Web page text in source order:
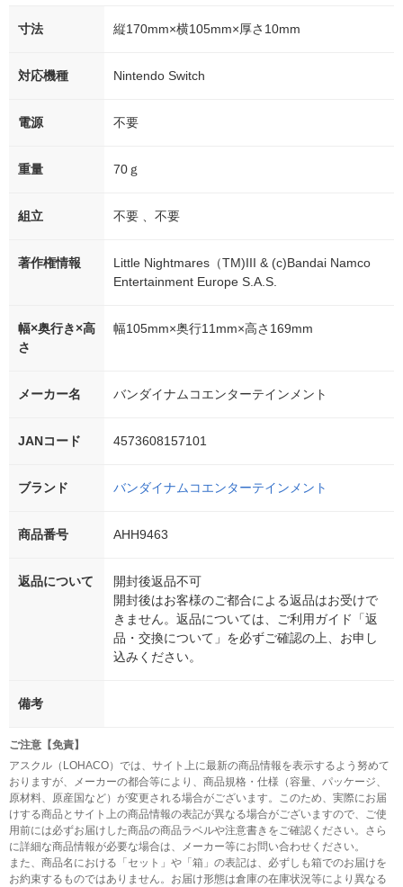
寸法 縦170mm×横105mm×厚さ10mm
対応機種 Nintendo Switch
電源 不要
重量 70ｇ
組立 不要 、不要
著作権情報
Little Nightmares（TM)III & (c)Bandai Namco
Entertainment Europe S.A.S.
幅×奥行き×高
さ
幅105mm×奥行11mm×高さ169mm
メーカー名 バンダイナムコエンターテインメント
JANコード 4573608157101
ブランド バンダイナムコエンターテインメント
商品番号 AHH9463
返品について
開封後返品不可
開封後はお客様のご都合による返品はお受けで
きません。返品については、ご利用ガイド「返
品・交換について」を必ずご確認の上、お申し
込みください。
備考
ご注意【免責】
アスクル（LOHACO）では、サイト上に最新の商品情報を表示するよう努めて
おりますが、メーカーの都合等により、商品規格・仕様（容量、パッケージ、
原材料、原産国など）が変更される場合がございます。このため、実際にお届
けする商品とサイト上の商品情報の表記が異なる場合がございますので、ご使
用前には必ずお届けした商品の商品ラベルや注意書きをご確認ください。さら
に詳細な商品情報が必要な場合は、メーカー等にお問い合わせください。
また、商品名における「セット」や「箱」の表記は、必ずしも箱でのお届けを
お約束するものではありません。お届け形態は倉庫の在庫状況等により異なる